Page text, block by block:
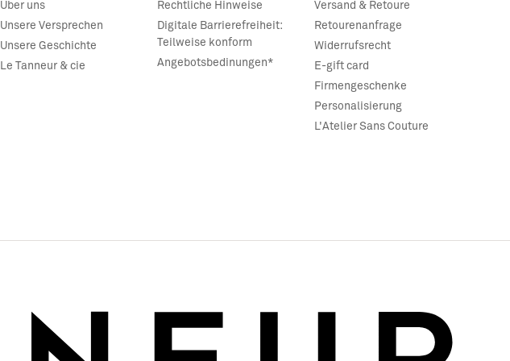
Über uns
Unsere Versprechen
Unsere Geschichte
Le Tanneur & cie
Rechtliche Hinweise
Digitale Barrierefreiheit:
Teilweise konform
Angebotsbedinungen*
Versand & Retoure
Retourenanfrage
Widerrufsrecht
E-gift card
Firmengeschenke
Personalisierung
L'Atelier Sans Couture